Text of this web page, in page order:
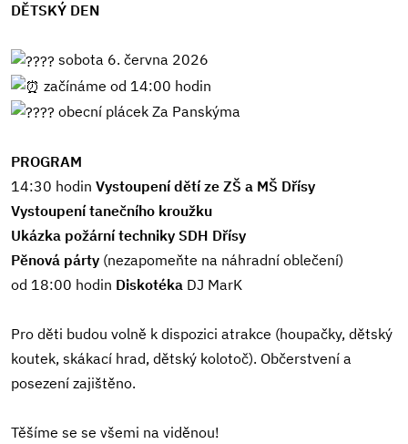
DĚTSKÝ DEN
sobota 6. června 2026
začínáme od 14:00 hodin
obecní plácek Za Panskýma
PROGRAM
14:30 hodin Vystoupení dětí ze ZŠ a MŠ Dřísy
Vystoupení tanečního kroužku
Ukázka požární techniky SDH Dřísy
Pěnová párty (nezapomeňte na náhradní oblečení)
od 18:00 hodin Diskotéka DJ MarK
Pro děti budou volně k dispozici atrakce (houpačky, dětský
koutek, skákací hrad, dětský kolotoč). Občerstvení a
posezení zajištěno.
Těšíme se se všemi na viděnou!